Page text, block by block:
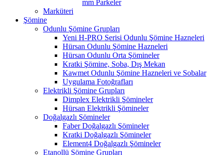
mm Parkeler
Marküteri
Şömine
Odunlu Şömine Grupları
Yeni H-PRO Serisi Odunlu Şömine Hazneleri
Hürsan Odunlu Şömine Hazneleri
Hürsan Odunlu Orta Şömineler
Kratki Şömine, Soba, Dış Mekan
Kawmet Odunlu Şömine Hazneleri ve Sobalar
Uygulama Fotoğrafları
Elektrikli Şömine Grupları
Dimplex Elektrikli Şömineler
Hürsan Elektrikli Şömineler
Doğalgazlı Şömineler
Faber Doğalgazlı Şömineler
Kratki Doğalgazlı Şömineler
Element4 Doğalgazlı Şömineler
Etanollü Şömine Grupları